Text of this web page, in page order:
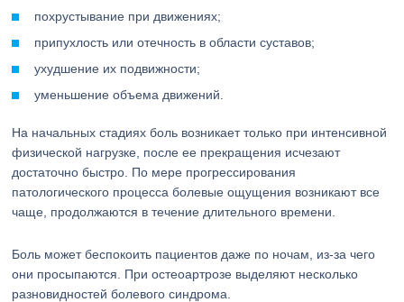
похрустывание при движениях;
припухлость или отечность в области суставов;
ухудшение их подвижности;
уменьшение объема движений.
На начальных стадиях боль возникает только при интенсивной
физической нагрузке, после ее прекращения исчезают
достаточно быстро. По мере прогрессирования
патологического процесса болевые ощущения возникают все
чаще, продолжаются в течение длительного времени.
Боль может беспокоить пациентов даже по ночам, из-за чего
они просыпаются. При остеоартрозе выделяют несколько
разновидностей болевого синдрома.